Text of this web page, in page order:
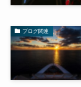
ブログ関連